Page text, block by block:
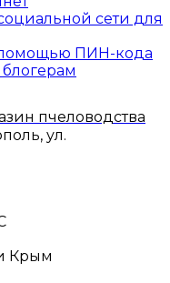
сети для
помощью ПИН-кода
пчеловодства
ул.
Крым